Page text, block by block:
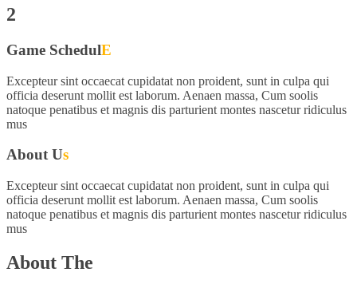
2
Game SchedulE
Excepteur sint occaecat cupidatat non proident, sunt in culpa qui
officia deserunt mollit est laborum. Aenaen massa, Cum soolis
natoque penatibus et magnis dis parturient montes nascetur ridiculus
mus
About Us
Excepteur sint occaecat cupidatat non proident, sunt in culpa qui
officia deserunt mollit est laborum. Aenaen massa, Cum soolis
natoque penatibus et magnis dis parturient montes nascetur ridiculus
mus
About The